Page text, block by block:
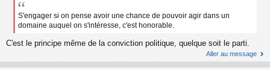
S'engager si on pense avoir une chance de pouvoir agir dans un
domaine auquel on s'intéresse, c'est honorable.
C'est le principe même de la conviction politique, quelque soit le parti.
Aller au message